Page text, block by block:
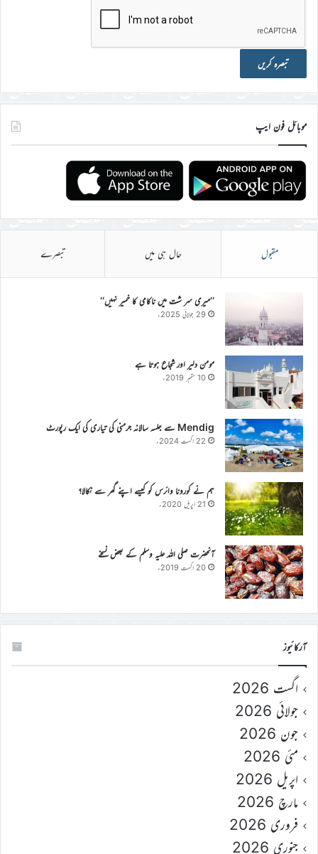
موبائل فون ایپ
مقبول حال ہی میں تبصرے
’’میری سر شت میں ناکامی کا خمیر نہیں‘‘
29 جولائی 2025ء
مومن دلیر اور شجاع ہوتا ہے
10 ستمبر 2019ء
Mendig سے جلسہ سالانہ جرمنی کی تیاری کی ایک رپورٹ
22 اگست 2024ء
ہم نے کورونا وائرس کو کیسے اپنے گھر سے نکالا؟
21 اپریل 2020ء
آنحضرت صلی اللہ علیہ وسلم کے بعض نسخے
20 اگست 2019ء
آرکائیوز
اگست 2026
جولائی 2026
جون 2026
مئی 2026
اپریل 2026
مارچ 2026
فروری 2026
جنوری 2026